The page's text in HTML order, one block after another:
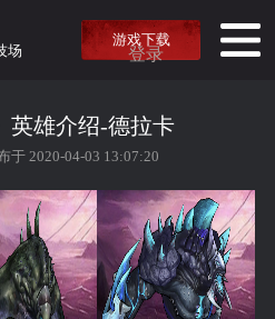
场
游戏下载
登录
英雄介绍-德拉卡
于 2020-04-03 13:07:20